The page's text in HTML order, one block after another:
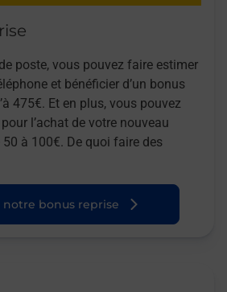
poste, vous pouvez faire estimer
et bénéficier d’un bonus
475€. Et en plus, vous pouvez
l’achat de votre nouveau
à 100€. De quoi faire des
bonus reprise